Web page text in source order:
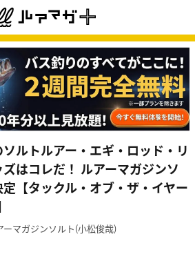
ルトルアー・エギ・ロッド・リ
はコレだ！ ルアーマガジンソ
【タックル・オブ・ザ・イヤー
ーマガジンソルト(小松俊哉)